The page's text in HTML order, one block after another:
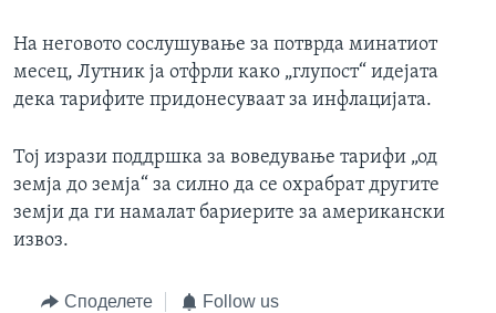
На неговото сослушување за потврда минатиот
месец, Лутник ја отфрли како „глупост“ идејата
дека тарифите придонесуваат за инфлацијата.
Тој изрази поддршка за воведување тарифи „од
земја до земја“ за силно да се охрабрат другите
земји да ги намалат бариерите за американски
извоз.
Споделете Follow us